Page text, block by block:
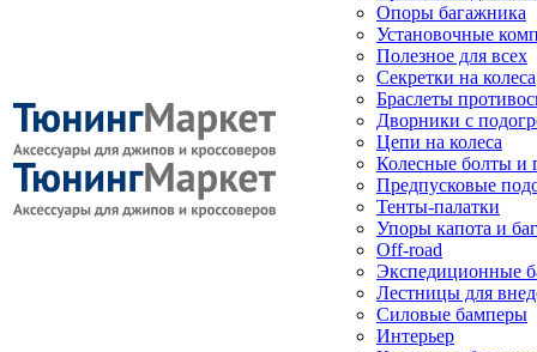
Опоры багажника
Установочные
Полезное для всех
Секретки на колеса
Браслеты
Дворники с
Цепи на колеса
Колесные болты и
Предпусковые
Тенты-палатки
Упоры капота и
Off-road
Экспедиционные
Лестницы для
Силовые бамперы
Интерьер